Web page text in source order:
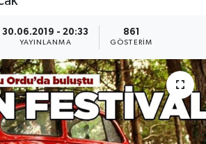
30.06.2019 - 20:33
YAYINLANMA
861
GÖSTERIM